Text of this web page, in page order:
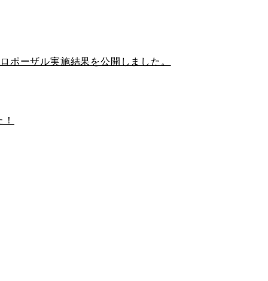
ーザル実施結果を公開しました。